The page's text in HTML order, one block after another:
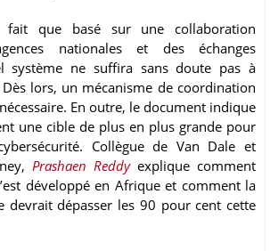
fait que basé sur une collaboration
nationales et des échanges
système ne suffira sans doute pas à
lors, un mécanisme de coordination
En outre, le document indique
une cible de plus en plus grande pour
Collègue de Van Dale et
Prashaen Reddyexplique comment
développé en Afrique et comment la
devrait dépasser les 90 pour cent cette